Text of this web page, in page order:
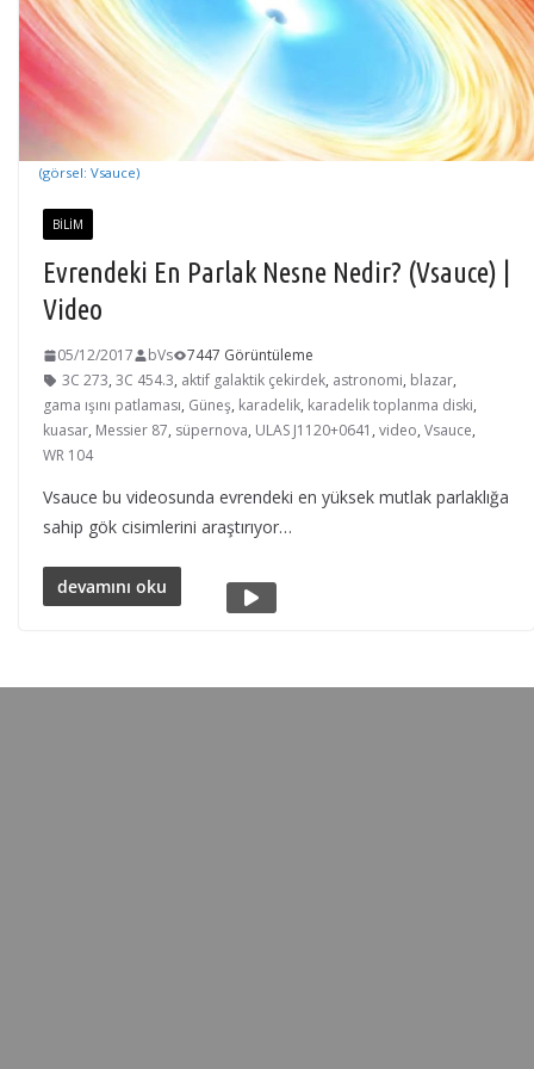
(görsel: Vsauce)
BILIM
Evrendeki En Parlak Nesne Nedir? (Vsauce) |
Video
05/12/2017 bVs
7447 Görüntüleme
3C 273, 3C 454.3, aktif galaktik çekirdek, astronomi, blazar,
gama ışını patlaması, Güneş, karadelik, karadelik toplanma diski,
kuasar, Messier 87, süpernova, ULAS J1120+0641 , video, Vsauce,
WR 104
Vsauce bu videosunda evrendeki en yüksek mutlak parlaklığa
sahip gök cisimlerini araştırıyor…
devamını oku